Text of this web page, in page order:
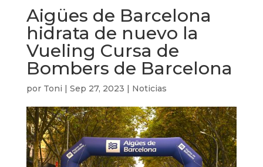
Aigües de Barcelona
hidrata de nuevo la
Vueling Cursa de
Bombers de Barcelona
por Toni | Sep 27, 2023 | Noticias